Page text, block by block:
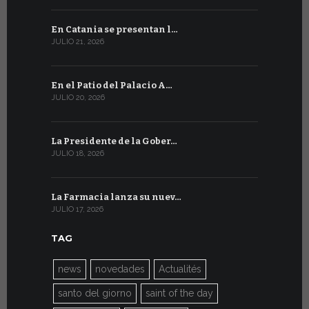
En Catania se presentan l…
JULIO 21, 2026
En el Patio del Palacio A…
JULIO 20, 2026
La Presidente de la Gober…
JULIO 18, 2026
La Farmacia lanza su nuev…
JULIO 17, 2026
TAG
news novedades Actualités
santo del giorno saint of the day